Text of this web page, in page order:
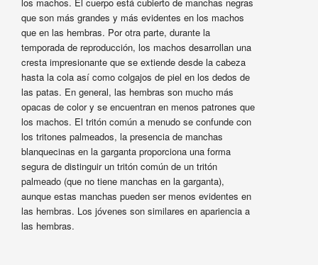
que son más grandes y más evidentes en los machos
que en las hembras. Por otra parte, durante la
temporada de reproducción, los machos desarrollan una
cresta impresionante que se extiende desde la cabeza
hasta la cola así como colgajos de piel en los dedos de
las patas. En general, las hembras son mucho más
opacas de color y se encuentran en menos patrones que
los machos. El tritón común a menudo se confunde con
los tritones palmeados, la presencia de manchas
blanquecinas en la garganta proporciona una forma
segura de distinguir un tritón común de un tritón
palmeado (que no tiene manchas en la garganta),
aunque estas manchas pueden ser menos evidentes en
las hembras. Los jóvenes son similares en apariencia a
las hembras.